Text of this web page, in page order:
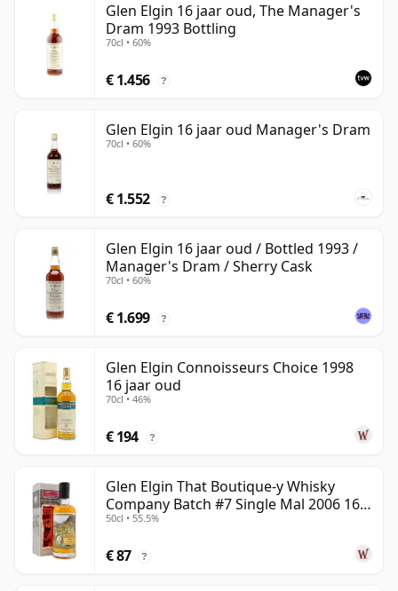
Glen Elgin 16 jaar oud, The Manager's
Dram 1993 Bottling
70cl • 60%
€ 1.456 ?
Glen Elgin 16 jaar oud Manager's Dram
70cl • 60%
€ 1.552 ?
Glen Elgin 16 jaar oud / Bottled 1993 /
Manager's Dram / Sherry Cask
70cl • 60%
€ 1.699 ?
Glen Elgin Connoisseurs Choice 1998
16 jaar oud
70cl • 46%
€ 194 ?
Glen Elgin That Boutique-y Whisky
Company Batch #7 Single Mal 2006 16
jaar oud
50cl • 55.5%
€ 87 ?